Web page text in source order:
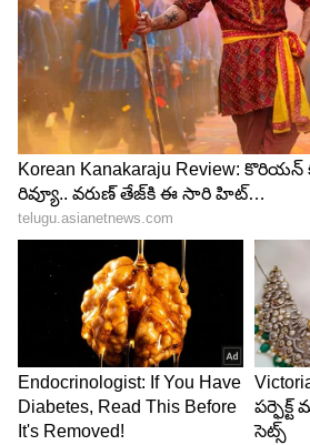
అప్పుడు రాజా ఇన్ని రోజులు మీ
బోర్ కొట్టేసింది ఈరోజు నా
తాగాల్సిందే అని అంటాడు.
పొగుడుతూ ఉంటాడు. అప్పుడు
తాగి షాక్ అవ్వడంతో ఏమయింది
ఉండిపోయారు అని అంటుంది వేద.
ఇద్దరు ఆ కాఫీ తాగి పొగుడుతూ
రాణి ఇద్దరు ఆశ్చర్యపోయి అలాగే
అమ్మమ్మ వారిద్దరి ప్రవర్తన
ఓవరాక్షన్ చేస్తున్నారు కదా అని
5
7